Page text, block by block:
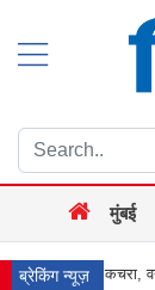
मुंबई
ब्रेकिंग न्यूज़
हो सकता है खतरा